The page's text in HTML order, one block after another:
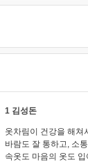
1 김성돈
옷차림이 건강을 해쳐
바람도 잘 통하고, 소
속옷도 마음의 옷도